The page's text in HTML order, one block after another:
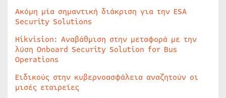
Ακόμη μία σημαντική διάκριση για την ESA
Security Solutions
Hikvision: Αναβάθμιση στην μεταφορά με την
λύση Onboard Security Solution for Bus
Operations
Ειδικούς στην κυβερνοασφάλεια αναζητούν οι
μισές εταιρείες